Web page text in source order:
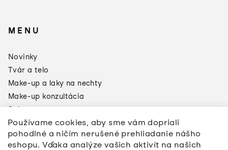
Používame cookies, aby sme vám dopriali
pohodlné a ničím nerušené prehliadanie nášho
eshopu. Vďaka analýze vašich aktivít na našich
MENU
Novinky
Tvár a telo
Make-up a laky na nechty
Make-up konzultácia
Sale
Značky
Napíšte nám
zásoby:
3 produkty = Green Odlakovač
*akcia sa nevzťahuje na pilníky a
pomôcly na úpravu nechtov